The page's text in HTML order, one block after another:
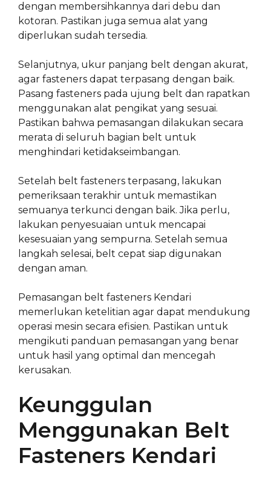
dengan membersihkannya dari debu dan
kotoran. Pastikan juga semua alat yang
diperlukan sudah tersedia.
Selanjutnya, ukur panjang belt dengan akurat,
agar fasteners dapat terpasang dengan baik.
Pasang fasteners pada ujung belt dan rapatkan
menggunakan alat pengikat yang sesuai.
Pastikan bahwa pemasangan dilakukan secara
merata di seluruh bagian belt untuk
menghindari ketidakseimbangan.
Setelah belt fasteners terpasang, lakukan
pemeriksaan terakhir untuk memastikan
semuanya terkunci dengan baik. Jika perlu,
lakukan penyesuaian untuk mencapai
kesesuaian yang sempurna. Setelah semua
langkah selesai, belt cepat siap digunakan
dengan aman.
Pemasangan belt fasteners Kendari
memerlukan ketelitian agar dapat mendukung
operasi mesin secara efisien. Pastikan untuk
mengikuti panduan pemasangan yang benar
untuk hasil yang optimal dan mencegah
kerusakan.
Keunggulan
Menggunakan Belt
Fasteners Kendari